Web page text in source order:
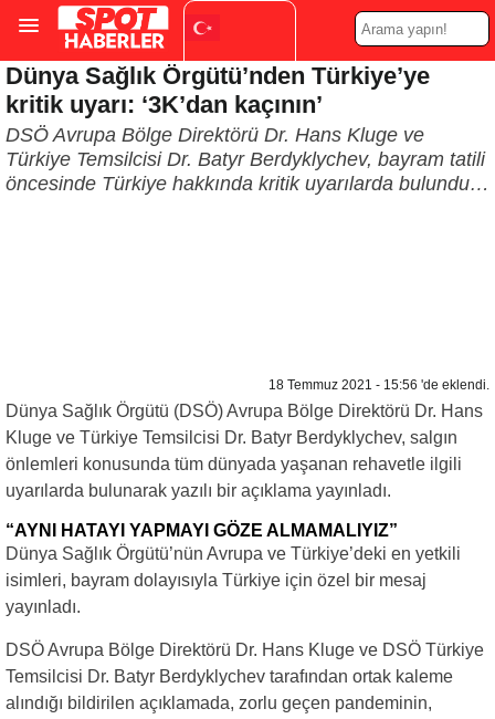
Turkish ▼
Dünya Sağlık Örgütü’nden Türkiye’ye
kritik uyarı: ‘3K’dan kaçının’
DSÖ Avrupa Bölge Direktörü Dr. Hans Kluge ve
Türkiye Temsilcisi Dr. Batyr Berdyklychev, bayram tatili
öncesinde Türkiye hakkında kritik uyarılarda bulundu…
18 Temmuz 2021 - 15:56 'de eklendi.
Dünya Sağlık Örgütü (DSÖ) Avrupa Bölge Direktörü Dr. Hans
Kluge ve Türkiye Temsilcisi Dr. Batyr Berdyklychev, salgın
önlemleri konusunda tüm dünyada yaşanan rehavetle ilgili
uyarılarda bulunarak yazılı bir açıklama yayınladı.
“AYNI HATAYI YAPMAYI GÖZE ALMAMALIYIZ”
Dünya Sağlık Örgütü’nün Avrupa ve Türkiye’deki en yetkili
isimleri, bayram dolayısıyla Türkiye için özel bir mesaj
yayınladı.
DSÖ Avrupa Bölge Direktörü Dr. Hans Kluge ve DSÖ Türkiye
Temsilcisi Dr. Batyr Berdyklychev tarafından ortak kaleme
alındığı bildirilen açıklamada, zorlu geçen pandeminin,